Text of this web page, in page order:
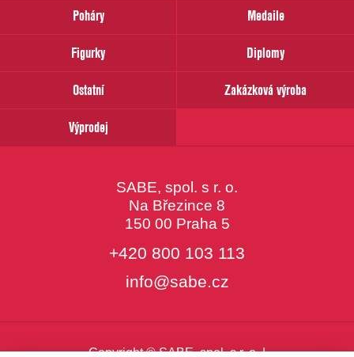
email
Poháry
Medaile
Figurky
Diplomy
Ostatní
Zakázková výroba
Výprodej
SABE, spol. s r. o.
Na Březince 8
150 00 Praha 5
+420 800 103 113
info@sabe.cz
Copyright © SABE, spol. s r. o. |